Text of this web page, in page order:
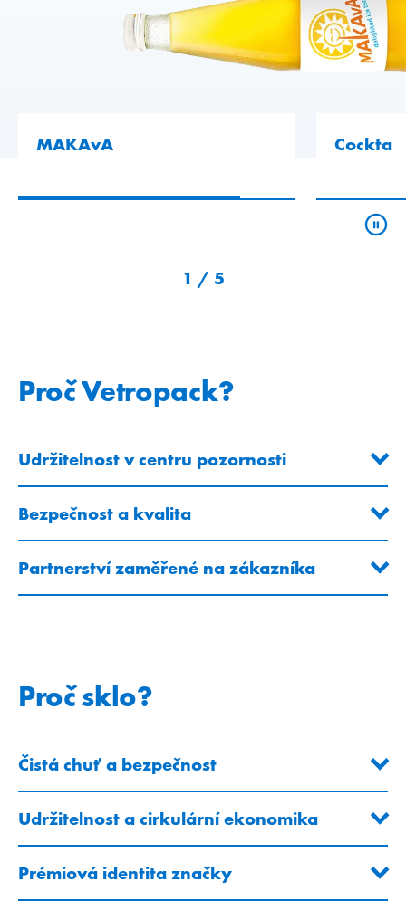
MAKAvA Cockta
1 / 5
Proč Vetropack?
Udržitelnost v centru pozornosti
Bezpečnost a kvalita
Partnerství zaměřené na zákazníka
Proč sklo?
Čistá chuť a bezpečnost
Udržitelnost a cirkulární ekonomika
Prémiová identita značky